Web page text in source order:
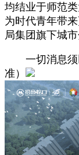
均结业于师范
为时代青年带
局集团旗下城
一切消息须
准）